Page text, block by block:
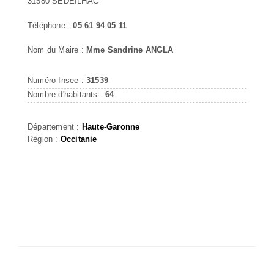
Téléphone :05 61 94 05 11
Nom du Maire : Mme Sandrine ANGLA
Numéro Insee : 31539
Nombre d'habitants :64
Département : Haute-Garonne
Région : Occitanie